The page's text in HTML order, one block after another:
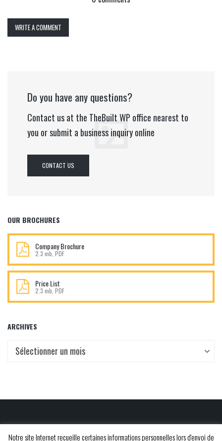
WRITE A COMMENT
Do you have any questions?
Contact us at the TheBuilt WP office nearest to
you or submit a business inquiry online
CONTACT US
OUR BROCHURES
Company Brochure
2.3 mb, PDF
Price List
2.3 mb, PDF
ARCHIVES
Sélectionner un mois
Archives
Copyright © 2019 - 2026 -Phileas Web
Notre site Internet recueille certaines informations personnelles lors d'envoi de